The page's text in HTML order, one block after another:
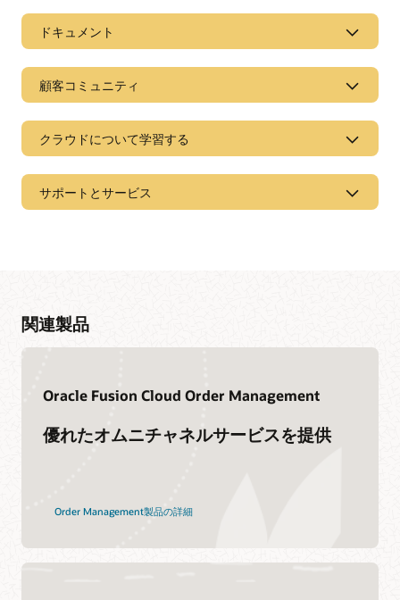
ドキュメント
オラクル・ヘルプ・センターでは、対象のソリューション、
め、当社の製品とサービスに関する詳細情報を提供していま
す。
顧客コミュニティ
仲間が集まるコミュニティに参加する
としています。
クラウドについて学習する
Oracle Universityでは、組織の成功実現に役立つ無料のトレー
Cloud SCMのトレーニングと認定資格
サポートとサービス
関連製品
Oracle Fusion Cloud Order Management
優れたオムニチャネルサービスを提供
Order Management製品の詳細